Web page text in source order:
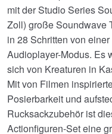
€67.61
mit der Studio Series
Zoll) große Soundwave
in 28 Schritten von
Audioplayer-Modus. Es
sich von Kreaturen in
Mit von Filmen
Posierbarkeit und
Rucksackzubehör ist
Actionfiguren-Set eine